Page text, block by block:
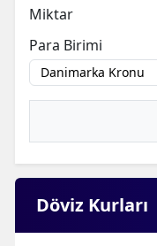
Miktar
Para Birimi
Döviz Kurları